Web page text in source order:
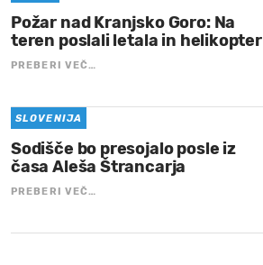
Požar nad Kranjsko Goro: Na
teren poslali letala in helikopter
PREBERI VEČ…
SLOVENIJA
Sodišče bo presojalo posle iz
časa Aleša Štrancarja
PREBERI VEČ…